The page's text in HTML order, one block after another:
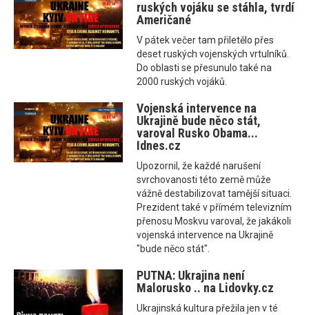
ruských vojáku se stáhla, tvrdí
Američané
V pátek večer tam přiletělo přes
deset ruských vojenských vrtulníků.
Do oblasti se přesunulo také na
2000 ruských vojáků.
Vojenská intervence na
Ukrajině bude něco stát,
varoval Rusko Obama...
Idnes.cz
Upozornil, že každé narušení
svrchovanosti této země může
vážně destabilizovat tamější situaci.
Prezident také v přímém televizním
přenosu Moskvu varoval, že jakákoli
vojenská intervence na Ukrajině
"bude něco stát".
PUTNA: Ukrajina není
Malorusko .. na Lidovky.cz
Ukrajinská kultura přežila jen v té